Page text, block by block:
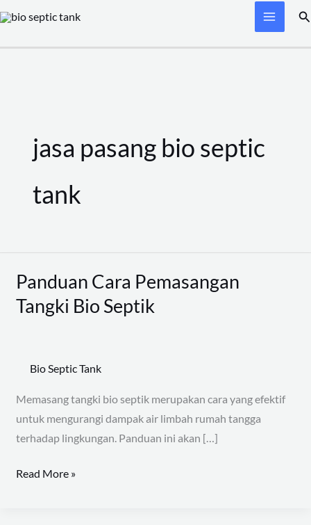
Skip
content
jasa pasang bio septic
tank
Panduan Cara Pemasangan
Tangki Bio Septik
Bio Septic Tank
Memasang tangki bio septik merupakan cara yang efektif
untuk mengurangi dampak air limbah rumah tangga
terhadap lingkungan. Panduan ini akan […]
Panduan
Cara
Pemasangan
Septik
Read More »